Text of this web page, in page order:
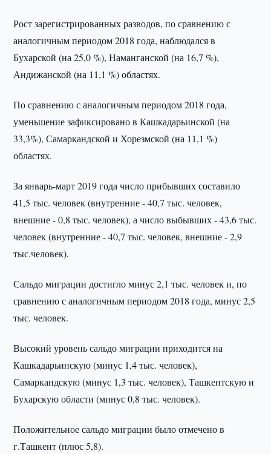
Рост зарегистрированных разводов, по сравнению с
аналогичным периодом 2018 года, наблюдался в
Бухарской (на 25,0 %), Наманганской (на 16,7 %),
Андижанской (на 11,1 %) областях.
По сравнению с аналогичным периодом 2018 года,
уменьшение зафиксировано в Кашкадарьинской (на
33,3%), Самаркандской и Хорезмской (на 11,1 %)
областях.
За январь-март 2019 года число прибывших составило
41,5 тыс. человек (внутренние - 40,7 тыс. человек,
внешние - 0,8 тыс. человек), а число выбывших - 43,6 тыс.
человек (внутренние - 40,7 тыс. человек, внешние - 2,9
тыс.человек).
Сальдо миграции достигло минус 2,1 тыс. человек и, по
сравнению с аналогичным периодом 2018 года, минус 2,5
тыс. человек.
Высокий уровень сальдо миграции приходится на
Кашкадарьинскую (минус 1,4 тыс. человек),
Самаркандскую (минус 1,3 тыс. человек), Ташкентскую и
Бухарскую области (минус 0,8 тыс. человек).
Положительное сальдо миграции было отмечено в
г.Ташкент (плюс 5,8).